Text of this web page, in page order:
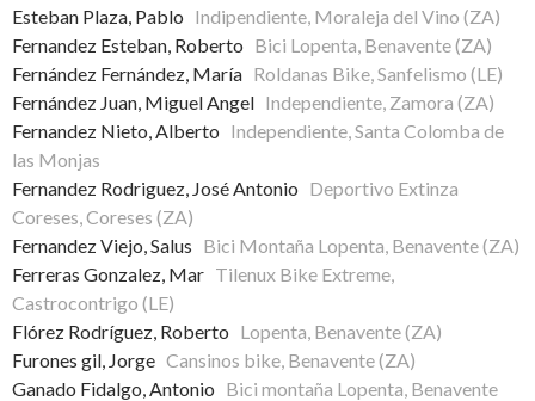
Esteban Plaza, Pablo Indipendiente, Moraleja del Vino (ZA)
Fernandez Esteban, Roberto Bici Lopenta, Benavente (ZA)
Fernández Fernández, María Roldanas Bike, Sanfelismo (LE)
Fernández Juan, Miguel Angel Independiente, Zamora (ZA)
Fernandez Nieto, Alberto Independiente, Santa Colomba de
las Monjas
Fernandez Rodriguez, José Antonio Deportivo Extinza
Coreses, Coreses (ZA)
Fernandez Viejo, Salus Bici Montaña Lopenta, Benavente (ZA)
Ferreras Gonzalez, Mar Tilenux Bike Extreme,
Castrocontrigo (LE)
Flórez Rodríguez, Roberto Lopenta, Benavente (ZA)
Furones gil, Jorge Cansinos bike, Benavente (ZA)
Ganado Fidalgo, Antonio Bici montaña Lopenta, Benavente